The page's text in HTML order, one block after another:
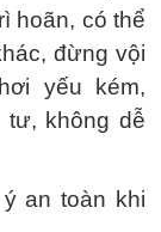
hoãn, có thể
đừng vội
yếu kém,
tư, không dễ
an toàn khi